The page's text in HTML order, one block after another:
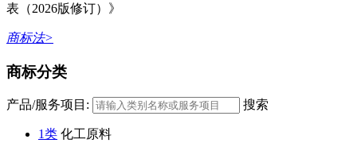
表（2026版修订）》
商标法>
商标分类
产品/服务项目: 搜索
1类 化工原料